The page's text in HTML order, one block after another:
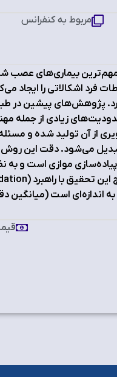
مربوط به کنفرانس
بيماري‌هاي عصب
فرد اشکالاتي را
پژوهش‌هاي پيشين در
زيادي از جمله
از آن توليد شده و
تبديل مي‌شود. دقت اين
پياده‌سازي موازي است و